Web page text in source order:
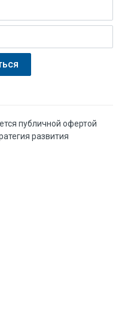
публичной офертой
развития